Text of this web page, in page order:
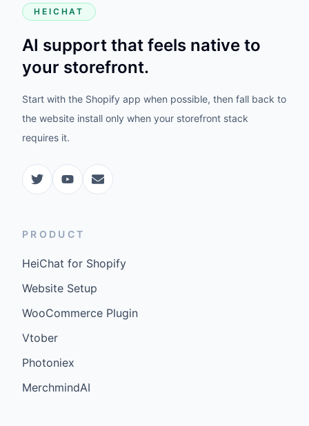
HEICHAT
AI support that feels native to
your storefront.
Start with the Shopify app when possible, then fall back to
the website install only when your storefront stack
requires it.
PRODUCT
HeiChat for Shopify
Website Setup
WooCommerce Plugin
Vtober
Photoniex
MerchmindAI